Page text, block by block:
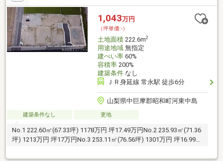
報力と経験を活かし、土地探しから新築・リフォーム、住宅ロー
ンのご相談まで丁寧にサポートいたします。
1,043万円
（坪単価:-）
土地面積222.6m2
用途地域無指定
建ぺい率60%
容積率200%
建築条件なし
ＪＲ身延線 常永駅 徒歩6分
山梨県中巨摩郡昭和町河東中島
建築条件なし 更地
No.1 222.60㎡(67.33坪) 1178万円 坪17.49万円No.2 235.93㎡(71.36
坪) 1213万円 坪17万円No.3 253.11㎡(76.56坪) 1301万円 坪16.99万